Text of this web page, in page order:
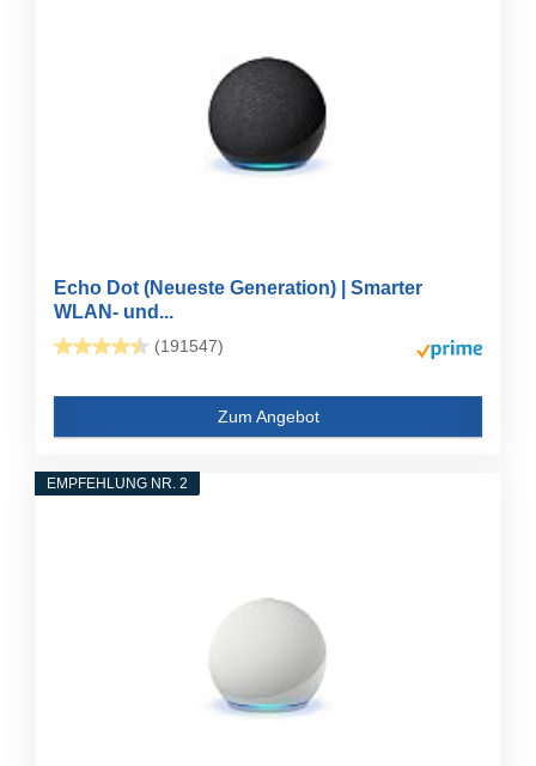
Echo Dot (Neueste Generation) | Smarter
WLAN- und...
(191547)
Zum Angebot
EMPFEHLUNG NR. 2